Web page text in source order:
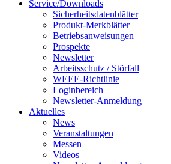
Service/Downloads
Sicherheitsdatenblätter
Produkt-Merkblätter
Betriebsanweisungen
Prospekte
Newsletter
Arbeitsschutz / Störfall
WEEE-Richtlinie
Loginbereich
Newsletter-Anmeldung
Aktuelles
News
Veranstaltungen
Messen
Videos